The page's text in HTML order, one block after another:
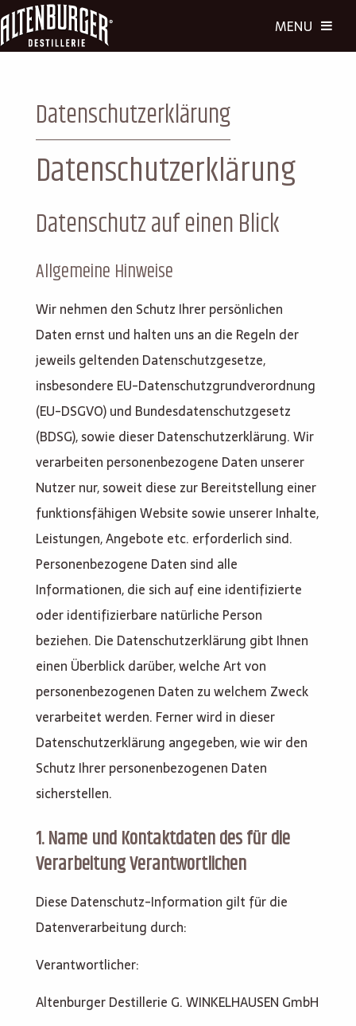
Datenschutzerklärung
Datenschutzerklärung
Datenschutz auf einen Blick
Allgemeine Hinweise
Wir nehmen den Schutz Ihrer persönlichen
Daten ernst und halten uns an die Regeln der
jeweils geltenden Datenschutzgesetze,
insbesondere EU-Datenschutzgrundverordnung
(EU-DSGVO) und Bundesdatenschutzgesetz
(BDSG), sowie dieser Datenschutzerklärung. Wir
verarbeiten personenbezogene Daten unserer
Nutzer nur, soweit diese zur Bereitstellung einer
funktionsfähigen Website sowie unserer Inhalte,
Leistungen, Angebote etc. erforderlich sind.
Personenbezogene Daten sind alle
Informationen, die sich auf eine identifizierte
oder identifizierbare natürliche Person
beziehen. Die Datenschutzerklärung gibt Ihnen
einen Überblick darüber, welche Art von
personenbezogenen Daten zu welchem Zweck
verarbeitet werden. Ferner wird in dieser
Datenschutzerklärung angegeben, wie wir den
Schutz Ihrer personenbezogenen Daten
sicherstellen.
1. Name und Kontaktdaten des für die
Verarbeitung Verantwortlichen
Diese Datenschutz-Information gilt für die
Datenverarbeitung durch:
Verantwortlicher:
Altenburger Destillerie G. WINKELHAUSEN GmbH